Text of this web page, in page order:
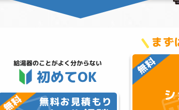
まず
給湯器のことがよく分からない
初めてOK
無料お見積もり